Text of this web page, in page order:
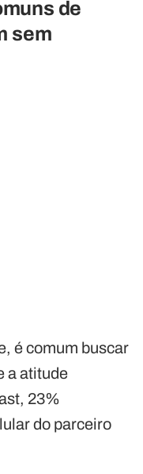
de
sem
é comum buscar
a atitude
23%
do parceiro